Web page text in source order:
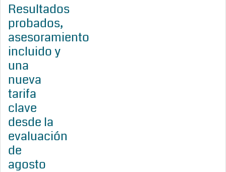
Resultados
probados,
asesoramiento
incluido y
una
nueva
tarifa
clave
desde la
evaluación
de
agosto